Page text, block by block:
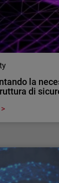
la
di
la
di
il traffico